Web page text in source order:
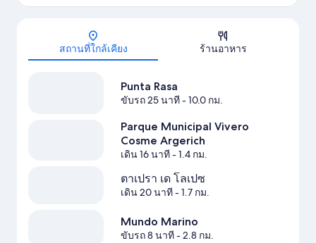
สถานที่ใกล้เคียง ร้านอาหาร
Punta Rasa
ขับรถ 25 นาที- 10.0 กม.
Parque Municipal Vivero
Cosme Argerich
เดิน 16 นาที- 1.4 กม.
ตาเปรา เด โลเปซ
เดิน 20 นาที- 1.7 กม.
Mundo Marino
ขับรถ 8 นาที- 2.8 กม.